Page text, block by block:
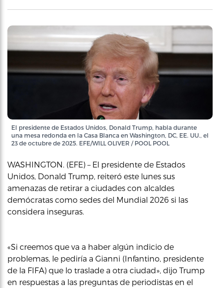
El presidente de Estados Unidos, Donald Trump, habla durante
una mesa redonda en la Casa Blanca en Washington, DC, EE. UU., el
23 de octubre de 2025. EFE/WILL OLIVER / POOL POOL
WASHINGTON. (EFE) – El presidente de Estados
Unidos, Donald Trump, reiteró este lunes sus
amenazas de retirar a ciudades con alcaldes
demócratas como sedes del Mundial 2026 si las
considera inseguras.
«Si creemos que va a haber algún indicio de
problemas, le pediría a Gianni (Infantino, presidente
de la FIFA) que lo traslade a otra ciudad», dijo Trump
en respuestas a las preguntas de periodistas en el